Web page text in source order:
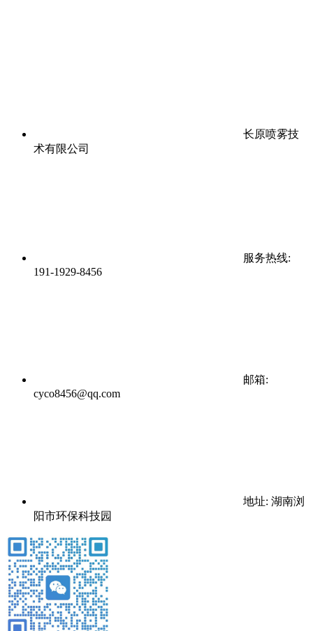
长原喷雾技
术有限公司
服务热线:
191-1929-8456
邮箱:
cyco8456@qq.com
地址: 湖南浏
阳市环保科技园